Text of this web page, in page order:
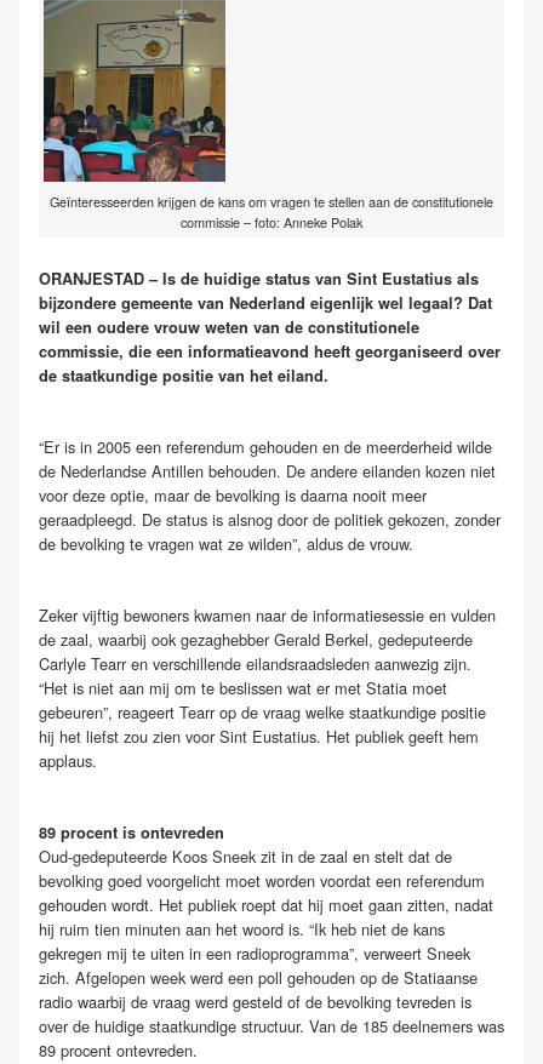
Geïnteresseerden krijgen de kans om vragen te stellen aan de constitutionele
commissie – foto: Anneke Polak
ORANJESTAD – Is de huidige status van Sint Eustatius als
bijzondere gemeente van Nederland eigenlijk wel legaal? Dat
wil een oudere vrouw weten van de constitutionele
commissie, die een informatieavond heeft georganiseerd over
de staatkundige positie van het eiland.
“Er is in 2005 een referendum gehouden en de meerderheid wilde
de Nederlandse Antillen behouden. De andere eilanden kozen niet
voor deze optie, maar de bevolking is daarna nooit meer
geraadpleegd. De status is alsnog door de politiek gekozen, zonder
de bevolking te vragen wat ze wilden”, aldus de vrouw.
Zeker vijftig bewoners kwamen naar de informatiesessie en vulden
de zaal, waarbij ook gezaghebber Gerald Berkel, gedeputeerde
Carlyle Tearr en verschillende eilandsraadsleden aanwezig zijn.
“Het is niet aan mij om te beslissen wat er met Statia moet
gebeuren”, reageert Tearr op de vraag welke staatkundige positie
hij het liefst zou zien voor Sint Eustatius. Het publiek geeft hem
applaus.
89 procent is ontevreden
Oud-gedeputeerde Koos Sneek zit in de zaal en stelt dat de
bevolking goed voorgelicht moet worden voordat een referendum
gehouden wordt. Het publiek roept dat hij moet gaan zitten, nadat
hij ruim tien minuten aan het woord is. “Ik heb niet de kans
gekregen mij te uiten in een radioprogramma”, verweert Sneek
zich. Afgelopen week werd een poll gehouden op de Statiaanse
radio waarbij de vraag werd gesteld of de bevolking tevreden is
over de huidige staatkundige structuur. Van de 185 deelnemers was
89 procent ontevreden.